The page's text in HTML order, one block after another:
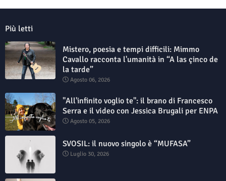
Più letti
Mistero, poesia e tempi difficili: Mimmo
Cavallo racconta l'umanità in “A las çinco de
la tarde”
Agosto 06, 2026
"All'infinito voglio te": il brano di Francesco
Serra e il video con Jessica Brugali per ENPA
Agosto 05, 2026
SVOSIL: il nuovo singolo è “MUFASA”
Luglio 30, 2026